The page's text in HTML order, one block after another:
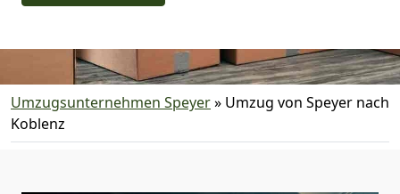
Umzugsunternehmen Speyer» Umzug von Speyer nach
Koblenz